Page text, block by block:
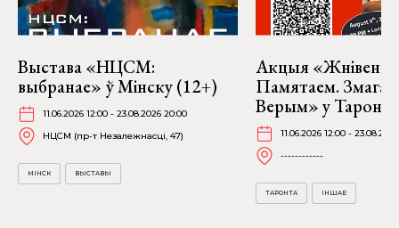
Выстава «НЦСМ:
выбранае» ў Мінску (12+)
11.06.2026 12:00 - 23.08.2026 20:00
НЦСМ (пр-т Незалежнасці, 47)
МІНСК ВЫСТАВЫ
Акцыя «Жнівень
Памятаем.
Верым» у Таронта
11.06.2026 12:00 -
------------
ТАРОНТА ІНШАЕ